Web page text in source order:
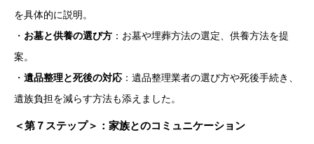
を具体的に説明。
・ お墓と供養の選び方 ：お墓や埋葬方法の選定、供養方法を提
案。
・ 遺品整理と死後の対応 ：遺品整理業者の選び方や死後手続き、
遺族負担を減らす方法も添えました。
＜第７ステップ＞：家族とのコミュニケーション